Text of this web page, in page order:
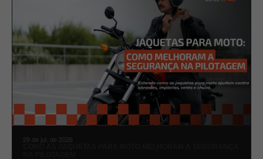
29 de jul. de 2026